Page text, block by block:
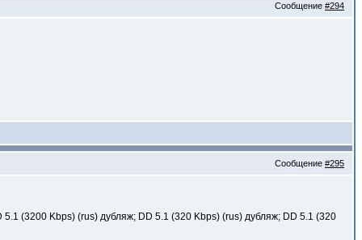
Сообщение #294
Сообщение #295
(3200 Kbps) (rus) дубляж; DD 5.1 (320 Kbps) (rus) дубляж; DD 5.1 (320